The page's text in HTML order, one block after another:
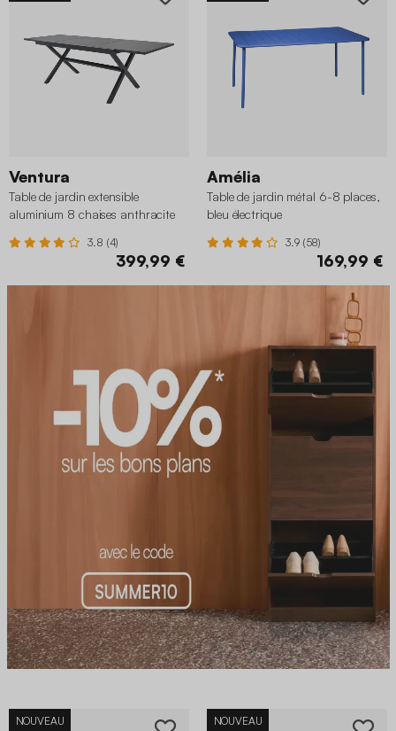
Ventura
Table de jardin extensible
aluminium 8 chaises anthracite
3.8 (4)
399,99 €
Amélia
Table de jardin métal 6-8 places,
bleu électrique
3.9 (58)
169,99 €
NOUVEAU NOUVEAU